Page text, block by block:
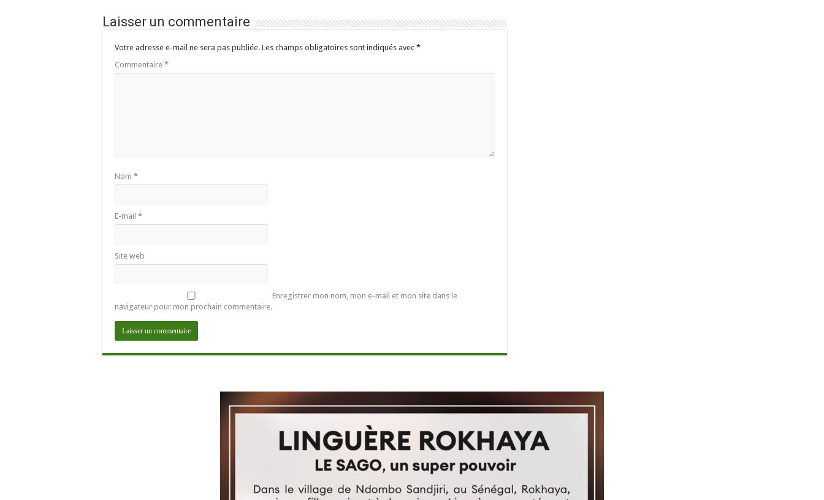
Laisser un commentaire
Votre adresse e-mail ne sera pas publiée. Les champs obligatoires sont indiqués avec *
Commentaire *
Nom *
E-mail *
Site web
Enregistrer mon nom, mon e-mail et mon site dans le
navigateur pour mon prochain commentaire.